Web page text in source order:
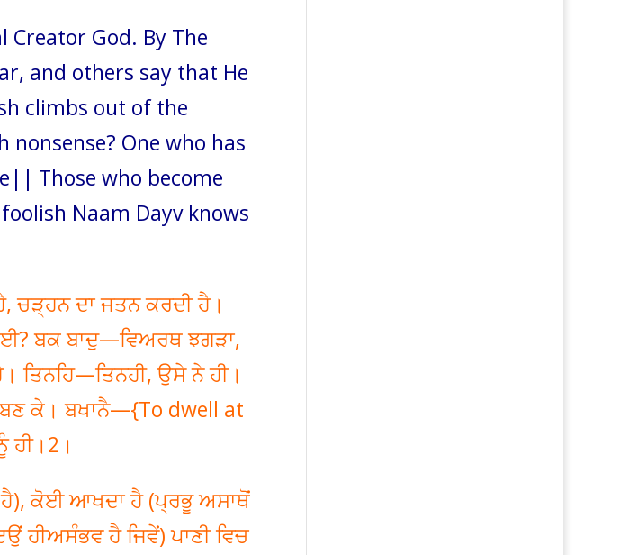
Creator God. By The
and others say that He
climbs out of the
One who has
Those who become
Naam Dayv knows
ਦਾ ਜਤਨ ਕਰਦੀ ਹੈ।
ਬਕ ਬਾਦੁ—ਵਿਅਰਥ ਝਗੜਾ,
ਉਸੇ ਨੇ ਹੀ।
ਕੇ। ਬਖਾਨੈ—{To dwell at
ਹੀ।2।
ਕੋਈ ਆਖਦਾ ਹੈ (ਪ੍ਰਭੂ ਅਸਾਥੋਂ
ਹੀਅਸੰਭਵ ਹੈ ਜਿਵੇਂ) ਪਾਣੀ ਵਿਚ